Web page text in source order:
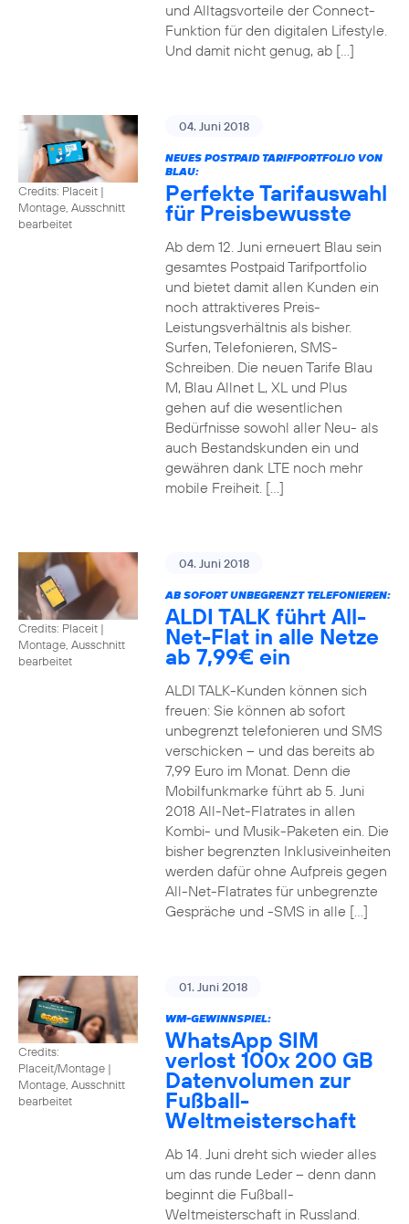
und Alltagsvorteile der Connect-
Funktion für den digitalen Lifestyle.
Und damit nicht genug, ab […]
Credits: Placeit |
Montage, Ausschnitt
bearbeitet
04. Juni 2018
NEUES POSTPAID TARIFPORTFOLIO VON
BLAU:
Perfekte Tarifauswahl
für Preisbewusste
Ab dem 12. Juni erneuert Blau sein
gesamtes Postpaid Tarifportfolio
und bietet damit allen Kunden ein
noch attraktiveres Preis-
Leistungsverhältnis als bisher.
Surfen, Telefonieren, SMS-
Schreiben. Die neuen Tarife Blau
M, Blau Allnet L, XL und Plus
gehen auf die wesentlichen
Bedürfnisse sowohl aller Neu- als
auch Bestandskunden ein und
gewähren dank LTE noch mehr
mobile Freiheit. […]
Credits: Placeit |
Montage, Ausschnitt
bearbeitet
04. Juni 2018
AB SOFORT UNBEGRENZT TELEFONIEREN:
ALDI TALK führt All-
Net-Flat in alle Netze
ab 7,99€ ein
ALDI TALK-Kunden können sich
freuen: Sie können ab sofort
unbegrenzt telefonieren und SMS
verschicken – und das bereits ab
7,99 Euro im Monat. Denn die
Mobilfunkmarke führt ab 5. Juni
2018 All-Net-Flatrates in allen
Kombi- und Musik-Paketen ein. Die
bisher begrenzten Inklusiveinheiten
werden dafür ohne Aufpreis gegen
All-Net-Flatrates für unbegrenzte
Gespräche und -SMS in alle […]
Credits:
Placeit/Montage |
Montage, Ausschnitt
bearbeitet
01. Juni 2018
WM-GEWINNSPIEL:
WhatsApp SIM
verlost 100x 200 GB
Datenvolumen zur
Fußball-
Weltmeisterschaft
Ab 14. Juni dreht sich wieder alles
um das runde Leder – denn dann
beginnt die Fußball-
Weltmeisterschaft in Russland.